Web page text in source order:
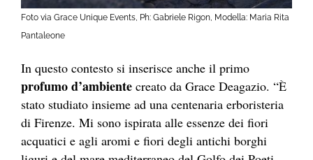
Foto via Grace Unique Events, Ph: Gabriele Rigon, Modella: Maria Rita
Pantaleone
In questo contesto si inserisce anche il primo
profumo d’ambiente creato da Grace Deagazio. “È
stato studiato insieme ad una centenaria erboristeria
di Firenze. Mi sono ispirata alle essenze dei fiori
acquatici e agli aromi e fiori degli antichi borghi